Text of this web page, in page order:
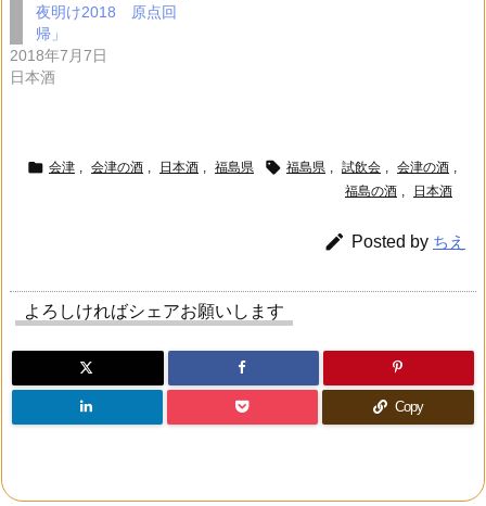
夜明け2018 原点回
帰」
2018年7月7日
日本酒
 会津 , 会津の酒 , 日本酒 , 福島県  福島県 , 試飲会 , 会津の酒 ,
福島の酒 , 日本酒
 Posted by ちえ
よろしければシェアお願いします
Copy